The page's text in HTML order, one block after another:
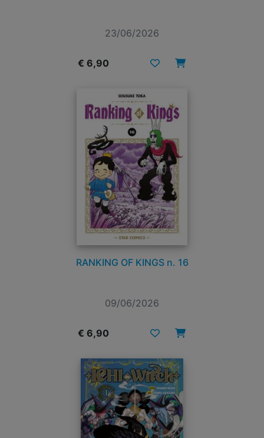
23/06/2026
€ 6,90
RANKING OF KINGS n. 16
09/06/2026
€ 6,90